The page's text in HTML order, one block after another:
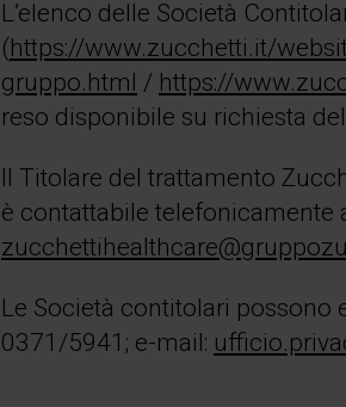
L’elenco delle Società
(https://www.zucchetti.it/
gruppo.html / https://
reso disponibile su richiesta
Il Titolare del trattamento
è contattabile telefonicamente
Le Società contitolari possono
0371/5941; e-mail: